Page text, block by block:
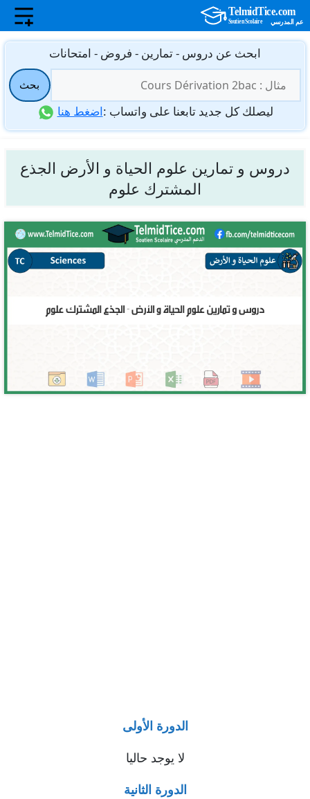
انتقل
المحتوى
ابحث عن دروس - تمارين - فروض - امتحانات
عن:
بحث
ليصلك كل جديد تابعنا على واتساب :اضغط هنا
دروس و تمارين علوم الحياة و الأرض الجذع
المشترك علوم
الدورة الأولى
لا يوجد حاليا
الدورة الثانية